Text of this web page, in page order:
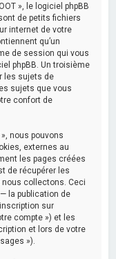
», le logiciel phpBB
de petits fichiers
internet de votre
qu’un
de session qui vous
phpBB. Un troisième
les sujets de
sujets que vous
confort de
nous pouvons
externes au
les pages créées
de récupérer les
collectons. Ceci
la publication de
sur
compte ») et les
et lors de votre
»).